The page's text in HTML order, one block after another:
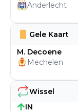
Wissel
IN
Gele Kaart
M. Decoene
Mechelen
Anderlecht